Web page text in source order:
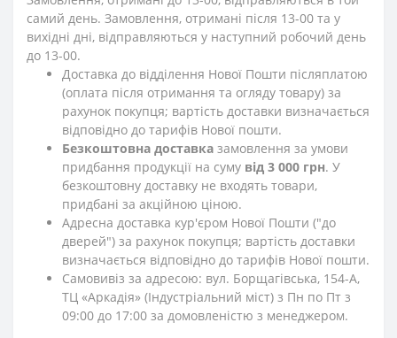
самий день. Замовлення, отримані після 13-00 та у
вихідні дні, відправляються у наступний робочий день
до 13-00.
Доставка до відділення Нової Пошти післяплатою
(оплата після отримання та огляду товару) за
рахунок покупця; вартість доставки визначається
відповідно до тарифів Нової пошти.
Безкоштовна доставка замовлення за умови
придбання продукції на суму від 3 000 грн. У
безкоштовну доставку не входять товари,
придбані за акційною ціною.
Адресна доставка кур'єром Нової Пошти ("до
дверей") за рахунок покупця; вартість доставки
визначається відповідно до тарифів Нової пошти.
Самовивіз за адресою: вул. Борщагівська, 154-А,
ТЦ «Аркадія» (Індустріальний міст) з Пн по Пт з
09:00 до 17:00 за домовленістю з менеджером.